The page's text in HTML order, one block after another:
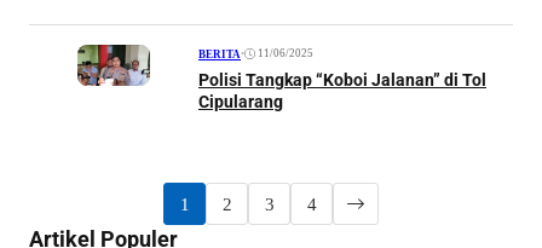
BERITA • 11/06/2025
Polisi Tangkap “Koboi Jalanan” di Tol
Cipularang
1 2 3 4
Artikel Populer